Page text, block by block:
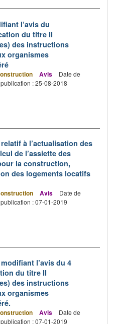
l’avis du
du titre II
des instructions
organismes
Avis
Date de
: 25-08-2018
à l’actualisation des
de l’assiette des
la construction,
des logements locatifs
Avis
Date de
: 07-01-2019
l’avis du 4
du titre II
des instructions
organismes
Avis
Date de
: 07-01-2019